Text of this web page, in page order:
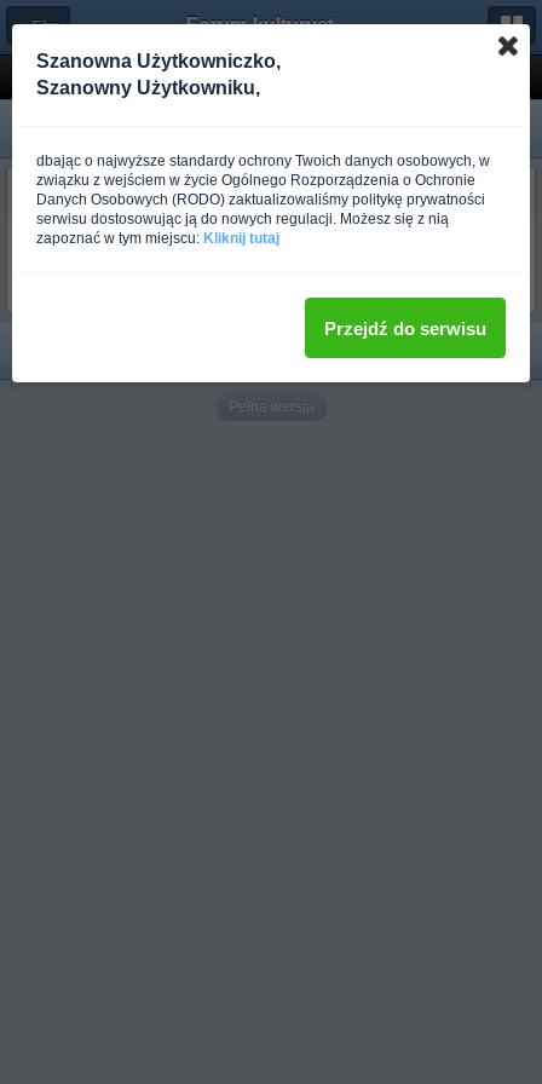
← Filmy Forum-kulturystyka.pl
Steve Benthin
EXPERTO
Ponad rok temu
Steve Benthin
Pełna wersja
Szanowna Użytkowniczko,
Szanowny Użytkowniku,
dbając o najwyższe standardy ochrony Twoich danych osobowych, w
związku z wejściem w życie Ogólnego Rozporządzenia o Ochronie
Danych Osobowych (RODO) zaktualizowaliśmy politykę prywatności
serwisu dostosowując ją do nowych regulacji. Możesz się z nią
zapoznać w tym miejscu: Kliknij tutaj
Przejdź do serwisu